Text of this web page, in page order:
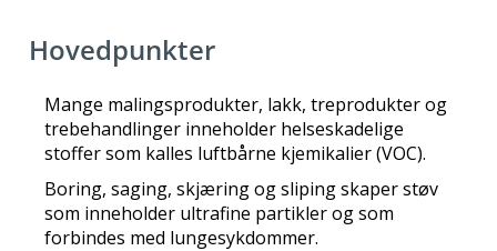
Hovedpunkter
Mange malingsprodukter, lakk, treprodukter og
trebehandlinger inneholder helseskadelige
stoffer som kalles luftbårne kjemikalier (VOC).
Boring, saging, skjæring og sliping skaper støv
som inneholder ultrafine partikler og som
forbindes med lungesykdommer.